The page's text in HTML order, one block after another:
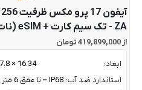
ZA - تک سیم کارت + eSIM (نات اکتیو)
از 419,899,000 تومان
ابعاد:
16.34 × 7.8 × 0.875 سانتی‌متر
استاندارد ضد آب: IP68 – تا عمق 6 متر به مدت 30 دقیقه